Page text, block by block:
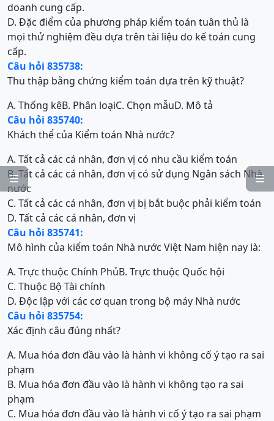


doanh cung cấp.
D. Đặc điểm của phương pháp kiểm toán tuân thủ là
mọi thử nghiệm đều dựa trên tài liệu do kế toán cung
cấp.
Câu hỏi 835738:
Thu thập bằng chứng kiểm toán dựa trên kỹ thuật?
A. Thống kêB. Phân loạiC. Chọn mẫuD. Mô tả
Câu hỏi 835740:
Khách thể của Kiểm toán Nhà nước?
A. Tất cả các cá nhân, đơn vị có nhu cầu kiểm toán
B. Tất cả các cá nhân, đơn vị có sử dụng Ngân sách Nhà
nước
C. Tất cả các cá nhân, đơn vị bị bắt buộc phải kiểm toán
D. Tất cả các cá nhân, đơn vị
Câu hỏi 835741:
Mô hình của kiểm toán Nhà nước Việt Nam hiện nay là:
A. Trực thuộc Chính PhủB. Trực thuộc Quốc hội
C. Thuộc Bộ Tài chính
D. Độc lập với các cơ quan trong bộ máy Nhà nước
Câu hỏi 835754:
Xác định câu đúng nhất?
A. Mua hóa đơn đầu vào là hành vi không cố ý tạo ra sai
phạm
B. Mua hóa đơn đầu vào là hành vi không tạo ra sai
phạm
C. Mua hóa đơn đầu vào là hành vi cố ý tạo ra sai phạm